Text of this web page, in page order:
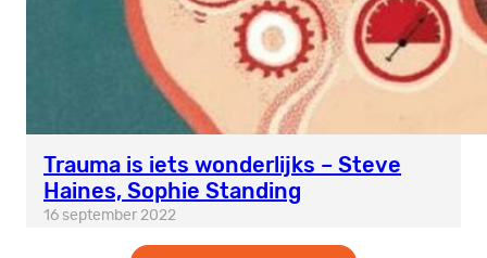
Trauma is iets wonderlijks – Steve
Haines, Sophie Standing
16 september 2022